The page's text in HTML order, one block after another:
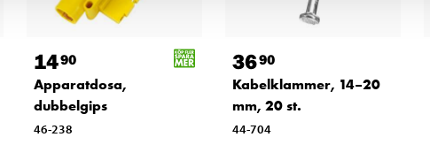
1490
Apparatdosa,
dubbelgips
46-238
3690
Kabelklammer, 14–20
mm, 20 st.
44-704